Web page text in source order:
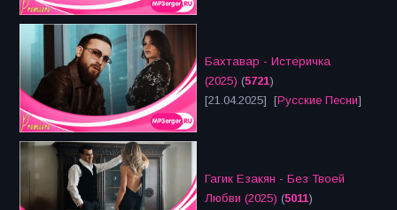
Бахтавар - Истеричка
(2025) (5721)
[21.04.2025] [Русские Песни]
Гагик Езакян - Без Твоей
Любви (2025) (5011)